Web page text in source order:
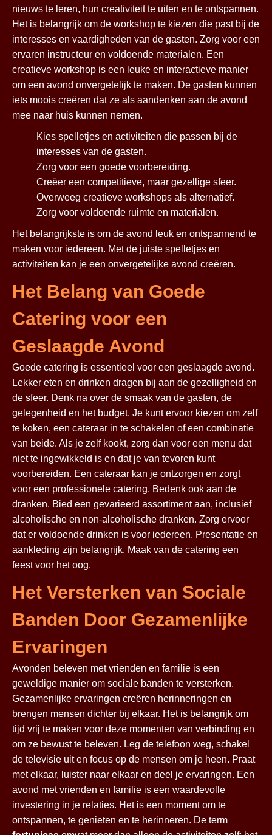
nieuws te leren, hun creativiteit te uiten en te ontspannen.
Het is belangrijk om de workshop te kiezen die past bij de
interesses en vaardigheden van de gasten. Zorg voor een
ervaren instructeur en voldoende materialen. Een
creatieve workshop is een leuke en interactieve manier
om een avond onvergetelijk te maken. De gasten kunnen
iets moois creëren dat ze als aandenken aan de avond
mee naar huis kunnen nemen.
Kies spelletjes en activiteiten die passen bij de
interesses van de gasten.
Zorg voor een goede voorbereiding.
Creëer een competitieve, maar gezellige sfeer.
Overweeg creatieve workshops als alternatief.
Zorg voor voldoende ruimte en materialen.
Het belangrijkste is om de avond leuk en ontspannend te
maken voor iedereen. Met de juiste spelletjes en
activiteiten kan je een onvergetelijke avond creëren.
Het Belang van Goede
Catering voor een
Geslaagde Avond
Goede catering is essentieel voor een geslaagde avond.
Lekker eten en drinken dragen bij aan de gezelligheid en
de sfeer. Denk na over de smaak van de gasten, de
gelegenheid en het budget. Je kunt ervoor kiezen om zelf
te koken, een cateraar in te schakelen of een combinatie
van beide. Als je zelf kookt, zorg dan voor een menu dat
niet te ingewikkeld is en dat je van tevoren kunt
voorbereiden. Een cateraar kan je ontzorgen en zorgt
voor een professionele catering. Bedenk ook aan de
dranken. Bied een gevarieerd assortiment aan, inclusief
alcoholische en non-alcoholische dranken. Zorg ervoor
dat er voldoende drinken is voor iedereen. Presentatie en
aankleding zijn belangrijk. Maak van de catering een
feest voor het oog.
Het Versterken van Sociale
Banden Door Gezamenlijke
Ervaringen
Avonden beleven met vrienden en familie is een
geweldige manier om sociale banden te versterken.
Gezamenlijke ervaringen creëren herinneringen en
brengen mensen dichter bij elkaar. Het is belangrijk om
tijd vrij te maken voor deze momenten van verbinding en
om ze bewust te beleven. Leg de telefoon weg, schakel
de televisie uit en focus op de mensen om je heen. Praat
met elkaar, luister naar elkaar en deel je ervaringen. Een
avond met vrienden en familie is een waardevolle
investering in je relaties. Het is een moment om te
ontspannen, te genieten en te herinneren. De term